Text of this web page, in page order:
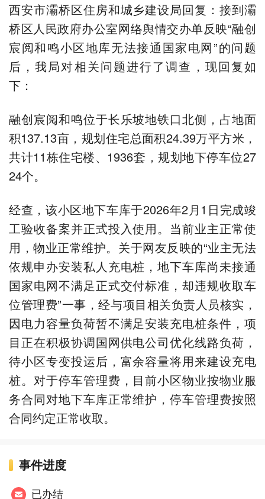
西安市灞桥区住房和城乡建设局回复：接到灞
桥区人民政府办公室网络舆情交办单反映“融创
宸阅和鸣小区地库无法接通国家电网”的问题
后，我局对相关问题进行了调查，现回复如
下：
融创宸阅和鸣位于长乐坡地铁口北侧，占地面
积137.13亩，规划住宅总面积24.39万平方米，
共计11栋住宅楼、1936套，规划地下停车位27
24个。
经查，该小区地下车库于2026年2月1日完成竣
工验收备案并正式投入使用。当前业主正常使
用，物业正常维护。关于网友反映的“业主无法
依规申办安装私人充电桩，地下车库尚未接通
国家电网不满足正式交付标准，却违规收取车
位管理费”一事，经与项目相关负责人员核实，
因电力容量负荷暂不满足安装充电桩条件，项
目正在积极协调国网供电公司优化线路负荷，
待小区专变投运后，富余容量将用来建设充电
桩。对于停车管理费，目前小区物业按物业服
务合同对地下车库正常维护，停车管理费按照
合同约定正常收取。
事件进度
已办结